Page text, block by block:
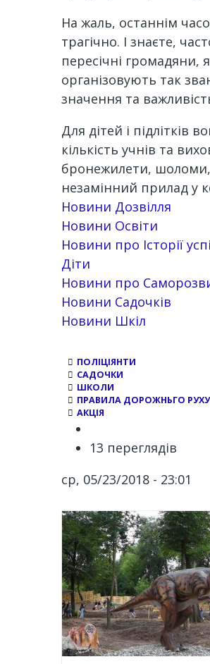
На жаль, останнім
трагічно. І знаєте,
пересічні громадяни,
організовують так
значення та
Для дітей і підлітків
кількість учнів та
бронежилети, шоломи,
незамінний прилад у
Новини Дозвілля
Новини Освіти
Новини про Історії
Діти
Новини про
Новини Садочків
Новини Шкіл
ПОЛІЦІЯНТИ
САДОЧКИ
ШКОЛИ
ПРАВИЛА ДОРОЖНЬГО РУХУ
АКЦІЯ
13 переглядів
ср, 05/23/2018 - 23:01